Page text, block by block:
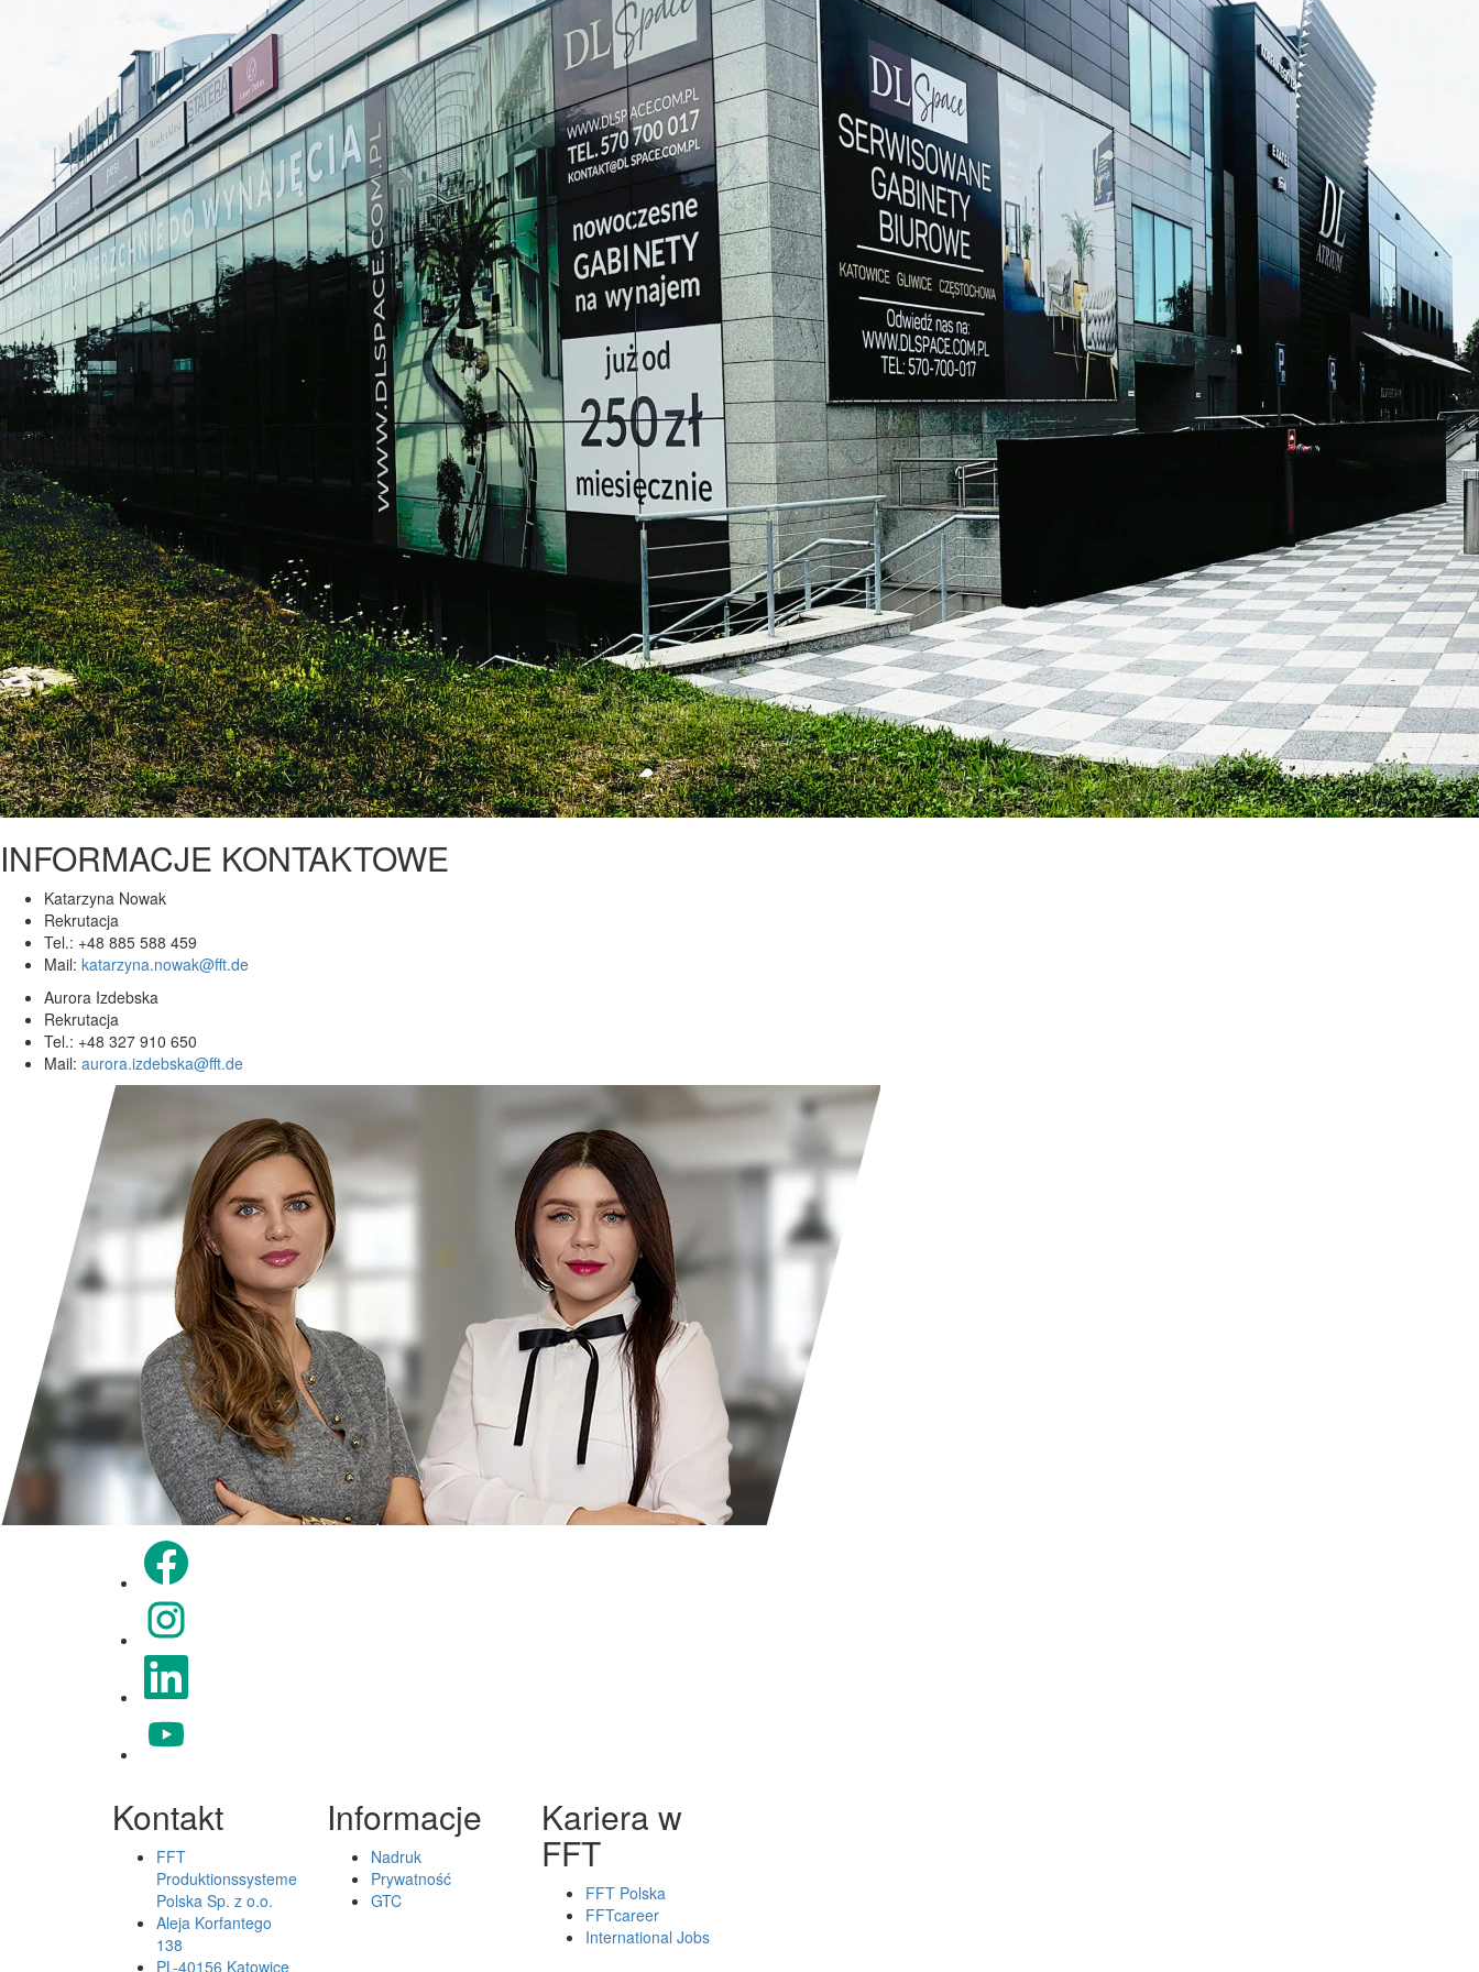
INFORMACJE KONTAKTOWE
Katarzyna Nowak
Rekrutacja
Tel.: +48 885 588 459
Mail: katarzyna.nowak@fft.de
Aurora Izdebska
Rekrutacja
Tel.: +48 327 910 650
Mail: aurora.izdebska@fft.de
Otwiera się na nowej karcie.
Otwiera się na nowej karcie.
Otwiera się na nowej karcie.
Otwiera się na nowej karcie.
Kontakt
FFT
Produktionssysteme
Polska Sp. z o.o.
Aleja Korfantego
138
PL-40156 Katowice
Informacje
Nadruk
Prywatność
GTC
Kariera w
FFT
FFT Polska
FFTcareer
International Jobs